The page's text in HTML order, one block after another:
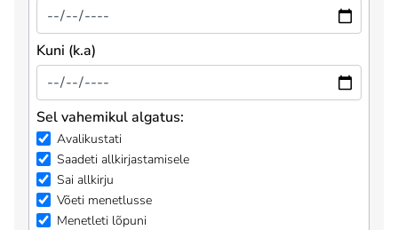
Kuni (k.a)
Sel vahemikul algatus:
Avalikustati
Saadeti allkirjastamisele
Sai allkirju
Võeti menetlusse
Menetleti lõpuni